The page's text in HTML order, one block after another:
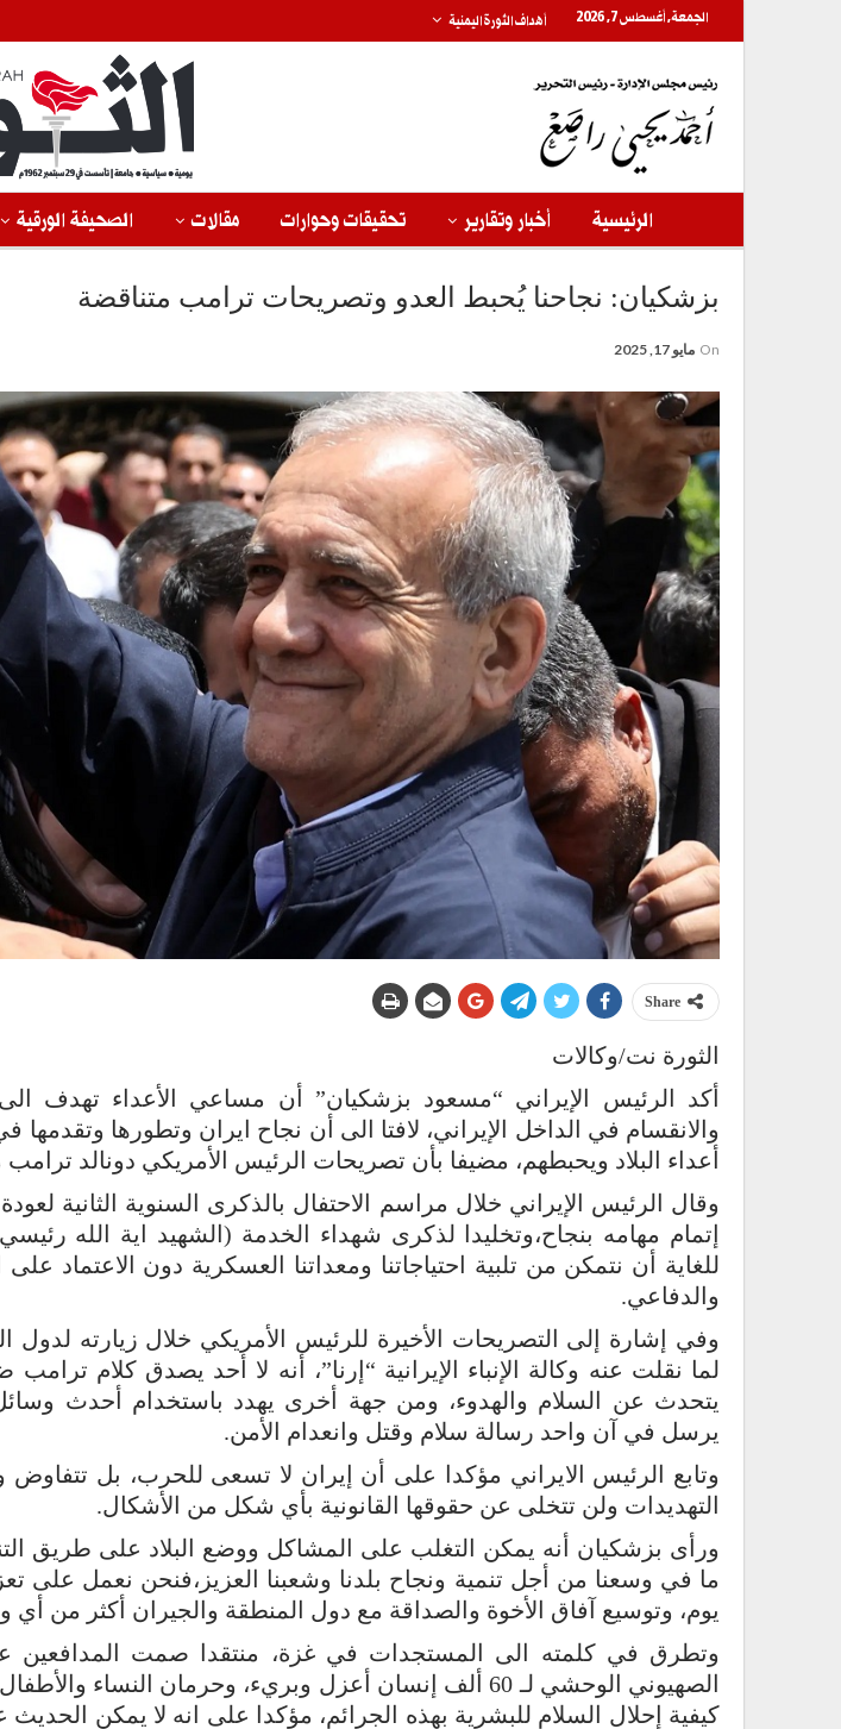
الجمعة, أغسطس 7, 2026 أهداف الثورة اليمنية
الرئيسية أخبار وتقارير تحقيقات وحوارات مقالات الصحيفة الورقية
بزشكيان: نجاحنا يُحبط العدو وتصريحات ترامب متناقضة
On مايو 17, 2025
Share
الثورة نت/وكالات
أكد الرئيس الإيراني “مسعود بزشكيان” أن مساعي الأعداء تهدف
والانقسام في الداخل الإيراني، لافتا الى أن نجاح ايران وتطورها
أعداء البلاد ويحبطهم، مضيفا بأن تصريحات الرئيس الأمريكي دونالد ترامب
إتمام مهامه بنجاح،وتخليدا لذكرى شهداء الخدمة (الشهيد اية الله
للغاية أن نتمكن من تلبية احتياجاتنا ومعداتنا العسكرية دون الاعتماد
والدفاعي.
وفي إشارة إلى التصريحات الأخيرة للرئيس الأمريكي خلال زيارته لدول
لما نقلت عنه وكالة الإنباء الإيرانية “إرنا”، أنه لا أحد يصدق كلام
يتحدث عن السلام والهدوء، ومن جهة أخرى يهدد باستخدام أحدث
يرسل في آن واحد رسالة سلام وقتل وانعدام الأمن.
وتابع الرئيس الايراني مؤكدا على أن إيران لا تسعى للحرب، بل تتفاوض
التهديدات ولن تتخلى عن حقوقها القانونية بأي شكل من الأشكال.
ورأى بزشكيان أنه يمكن التغلب على المشاكل ووضع البلاد على طريق
ما في وسعنا من أجل تنمية ونجاح بلدنا وشعبنا العزيز،فنحن نعمل على
يوم، وتوسيع آفاق الأخوة والصداقة مع دول المنطقة والجيران أكثر من
وتطرق في كلمته الى المستجدات في غزة، منتقدا صمت المدافعين
الصهيوني الوحشي لـ 60 ألف إنسان أعزل وبريء، وحرمان النساء
كيفية إحلال السلام للبشرية بهذه الجرائم، مؤكدا على انه لا يمكن